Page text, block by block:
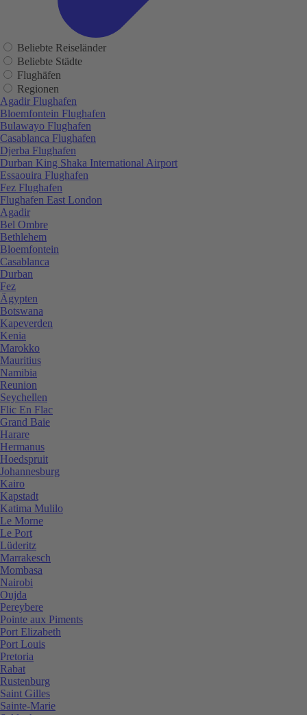
Beliebte Reiseländer
Beliebte Städte
Flughäfen
Regionen
Agadir Flughafen
Bloemfontein Flughafen
Bulawayo Flughafen
Casablanca Flughafen
Djerba Flughafen
Durban King Shaka International Airport
Essaouira Flughafen
Fez Flughafen
Flughafen East London
Agadir
Bel Ombre
Bethlehem
Bloemfontein
Casablanca
Durban
Fez
Ägypten
Botswana
Kapeverden
Kenia
Marokko
Mauritius
Namibia
Reunion
Seychellen
Flic En Flac
Grand Baie
Harare
Hermanus
Hoedspruit
Johannesburg
Kairo
Kapstadt
Katima Mulilo
Le Morne
Le Port
Lüderitz
Marrakesch
Mombasa
Nairobi
Oujda
Pereybere
Pointe aux Piments
Port Elizabeth
Port Louis
Pretoria
Rabat
Rustenburg
Saint Gilles
Sainte-Marie